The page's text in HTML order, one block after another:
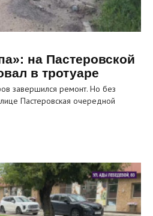
на Пастеровской
в тротуаре
завершился ремонт. Но без
Пастеровская очередной